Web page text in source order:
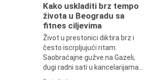
Kako uskladiti brz tempo
života u Beogradu sa
fitnes ciljevima
Život u prestonici diktira brz i
često iscrpljujući ritam.
Saobraćajne gužve na Gazeli,
dugi radni sati u kancelarijama...